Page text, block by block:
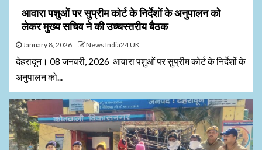
आवारा पशुओं पर सुप्रीम कोर्ट के निर्देशों के अनुपालन को
लेकर मुख्य सचिव ने की उच्चस्तरीय बैठक
January 8, 2026 News India24 UK
देहरादून। 08 जनवरी, 2026 आवारा पशुओं पर सुप्रीम कोर्ट के निर्देशों के
अनुपालन को...